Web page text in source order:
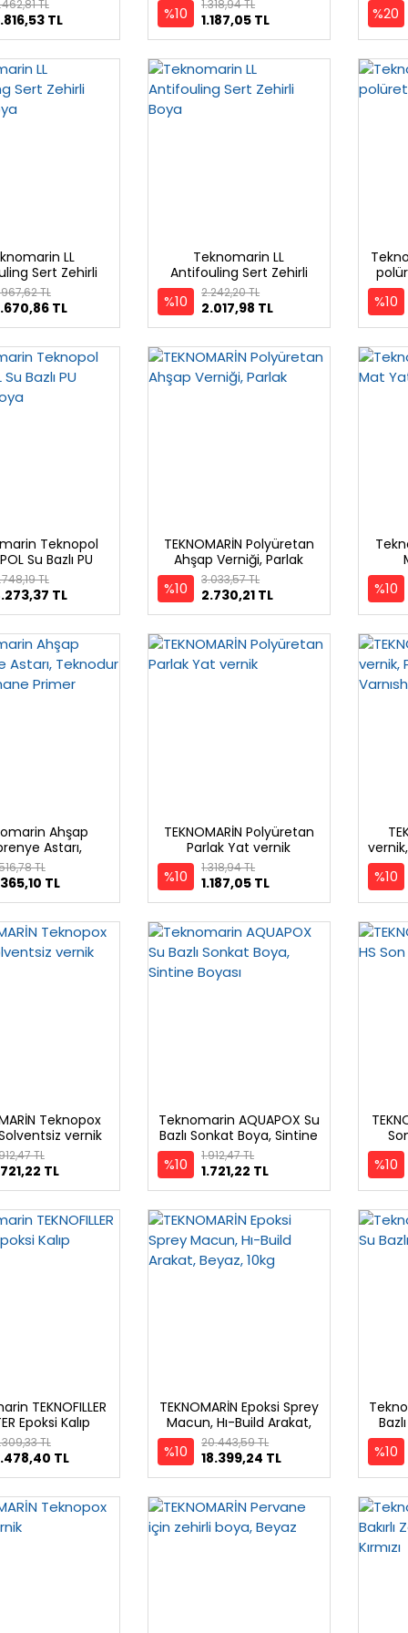
TL
TL %10 1.187,05 TL
1.318,94 TL %20
LL
Sert Zehirli
Boya
TL
TL
Teknomarin LL
Antifouling Sert Zehirli
Boya
%10 2.017,98 TL
2.242,20 TL %10
Teknopol
Su Bazlı PU
Boya
TL
TL
TEKNOMARİN Polyüretan
Ahşap Verniği, Parlak
%10 2.730,21 TL
3.033,57 TL %10
Ahşap
Astarı,
Polyurethane
PrimerTL
TL
TEKNOMARİN Polyüretan
Parlak Yat vernik
%10 1.187,05 TL
1.318,94 TL %10
Teknopox
vernik
TL
TL
Teknomarin AQUAPOX Su
Bazlı Sonkat Boya, Sintine
Boyası
%10 1.721,22 TL
1.912,47 TL %10
TEKNOFILLER
Epoksi Kalıp
macunu
TL
TL
TEKNOMARİN Epoksi Sprey
Macun, Hı-Build Arakat,
Beyaz, 10kg
%10 18.399,24 TL
20.443,59 TL %10